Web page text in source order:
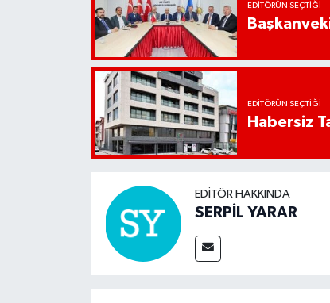
EDITÖRÜN SEÇTIĞI
EDITÖRÜN SEÇTIĞI
Habersiz
EDITÖR HAKKINDA
SERPİL YARAR